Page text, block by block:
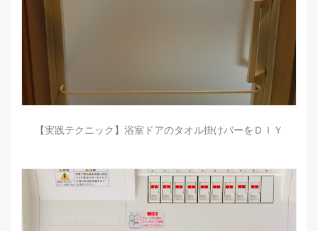
【実践テクニック】浴室ドアのタオル掛けバーをＤＩＹ